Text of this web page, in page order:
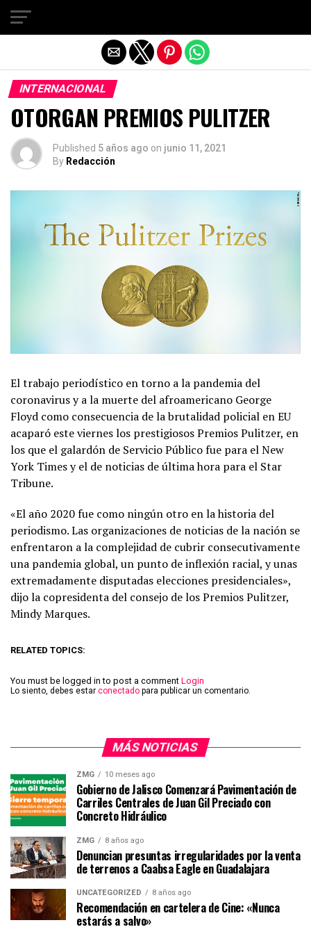
INTERNACIONAL
OTORGAN PREMIOS PULITZER
Published 5 años ago on junio 11, 2021
By Redacción
El trabajo periodístico en torno a la pandemia del
coronavirus y a la muerte del afroamericano George
Floyd como consecuencia de la brutalidad policial en EU
acaparó este viernes los prestigiosos Premios Pulitzer, en
los que el galardón de Servicio Público fue para el New
York Times y el de noticias de última hora para el Star
Tribune.
«El año 2020 fue como ningún otro en la historia del
periodismo. Las organizaciones de noticias de la nación se
enfrentaron a la complejidad de cubrir consecutivamente
una pandemia global, un punto de inflexión racial, y unas
extremadamente disputadas elecciones presidenciales»,
dijo la copresidenta del consejo de los Premios Pulitzer,
Mindy Marques.
RELATED TOPICS:
You must be logged in to post a comment Login
Lo siento, debes estar conectado para publicar un comentario.
MÁS NOTICIAS
ZMG 10 meses ago
Gobierno de Jalisco Comenzará Pavimentación de
Carriles Centrales de Juan Gil Preciado con
Concreto Hidráulico
ZMG 8 años ago
Denuncian presuntas irregularidades por la venta
de terrenos a Caabsa Eagle en Guadalajara
UNCATEGORIZED 8 años ago
Recomendación en cartelera de Cine: «Nunca
estarás a salvo»